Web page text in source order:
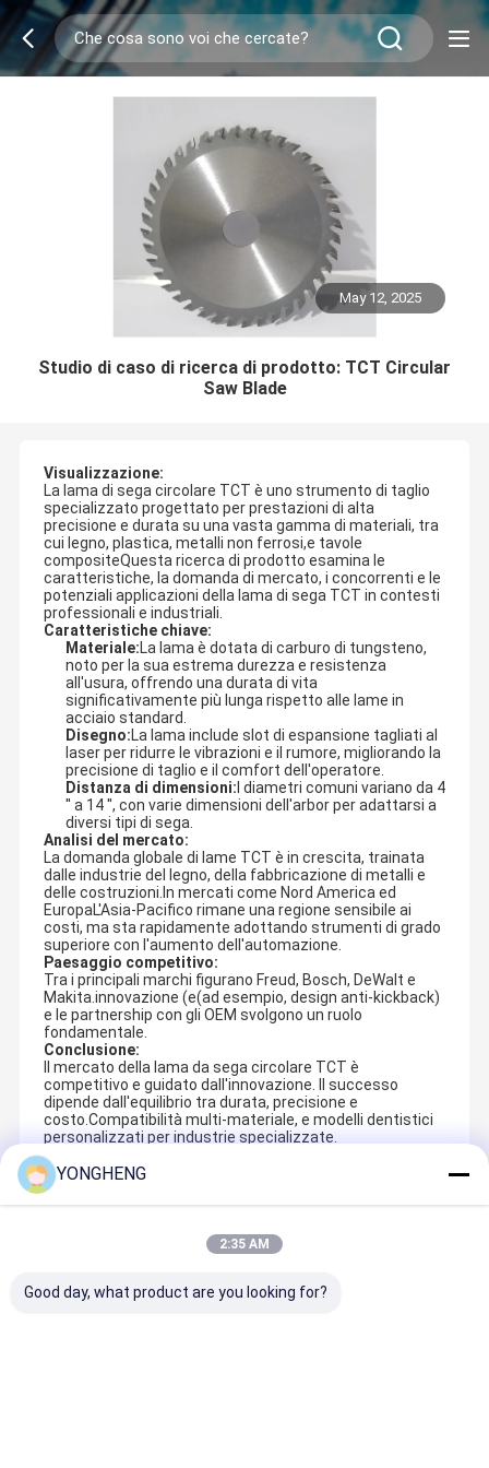
May 12, 2025
Studio di caso di ricerca di prodotto: TCT Circular
Saw Blade
Visualizzazione:
La lama di sega circolare TCT è uno strumento di taglio
specializzato progettato per prestazioni di alta
precisione e durata su una vasta gamma di materiali, tra
cui legno, plastica, metalli non ferrosi,e tavole
compositeQuesta ricerca di prodotto esamina le
caratteristiche, la domanda di mercato, i concorrenti e le
potenziali applicazioni della lama di sega TCT in contesti
professionali e industriali.
Caratteristiche chiave:
Materiale:La lama è dotata di carburo di tungsteno,
noto per la sua estrema durezza e resistenza
all'usura, offrendo una durata di vita
significativamente più lunga rispetto alle lame in
acciaio standard.
Disegno:La lama include slot di espansione tagliati al
laser per ridurre le vibrazioni e il rumore, migliorando la
precisione di taglio e il comfort dell'operatore.
Distanza di dimensioni: I diametri comuni variano da 4
′′ a 14 ′′, con varie dimensioni dell'arbor per adattarsi a
diversi tipi di sega.
Analisi del mercato:
La domanda globale di lame TCT è in crescita, trainata
dalle industrie del legno, della fabbricazione di metalli e
delle costruzioni.In mercati come Nord America ed
EuropaL'Asia-Pacifico rimane una regione sensibile ai
costi, ma sta rapidamente adottando strumenti di grado
superiore con l'aumento dell'automazione.
Paesaggio competitivo:
Tra i principali marchi figurano Freud, Bosch, DeWalt e
Makita.innovazione (e(ad esempio, design anti-kickback)
e le partnership con gli OEM svolgono un ruolo
fondamentale.
Conclusione:
Il mercato della lama da sega circolare TCT è
competitivo e guidato dall'innovazione. Il successo
dipende dall'equilibrio tra durata, precisione e
costo.Compatibilità multi-materiale, e modelli dentistici
personalizzati per industrie specializzate.
Recommended Products
YONGHENG
2:35 AM
Good day, what product are you looking for?